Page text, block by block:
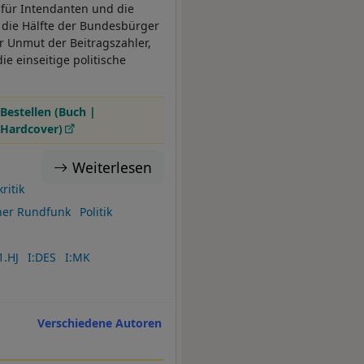
Intendanten und die
Hälfte der Bundesbürger
Unmut der Beitragszahler,
einseitige politische
Bestellen (Buch |
Hardcover)
Weiterlesen
Rundfunk
Politik
I:DES I:MK
Verschiedene Autoren